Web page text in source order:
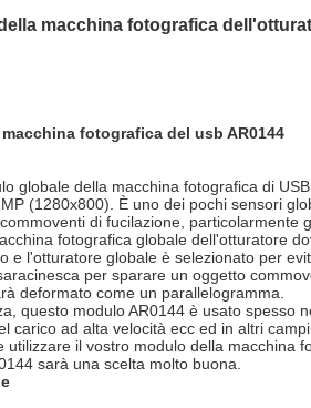
macchina fotografica
fotografica del usb AR0144
globale della macchina fotografica di
(1280x800). È uno dei pochi sensori
di fucilazione,
fotografica globale dell'otturatore
e l'otturatore globale è selezionato per
per sparare un oggetto
deformato come un parallelogramma.
questo modulo AR0144 è usato spesso
carico ad alta velocità ecc ed in altri campi.
utilizzare il vostro modulo della macchina
sarà una scelta molto buona.